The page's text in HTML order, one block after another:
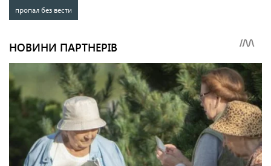
пропал без вести